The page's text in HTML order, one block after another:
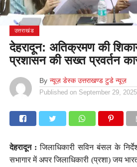
उत्तराखंड
देहरादून: अतिक्रमण की
प्रशासन की सख्त प्रवर्तन
By न्यूज़ डेस्क उत्तराखण्ड टुडे न्यूज़
Published on September 29, 2025
देहरादून : जिलाधिकारी सविन बंसल के
सभागार में अपर जिलाधिकारी (प्रशा) जय